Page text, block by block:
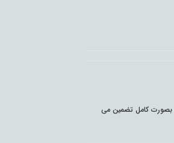
بصورت کامل تضمین می